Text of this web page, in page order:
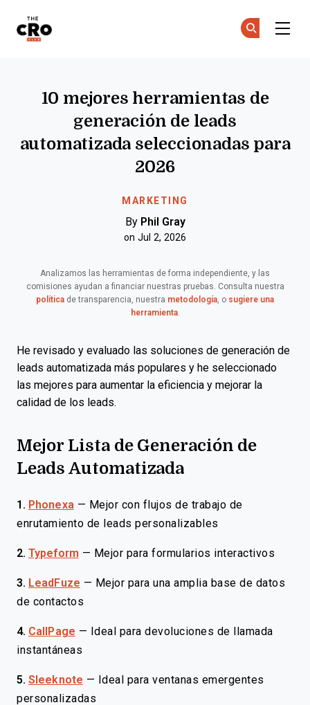
MARKETING
10 mejores herramientas de
generación de leads
automatizada seleccionadas para
2026
By Phil Gray
on Jul 2, 2026
Analizamos las herramientas de forma independiente, y las
comisiones ayudan a financiar nuestras pruebas. Consulta nuestra
política de transparencia, nuestra metodología, o sugiere una
herramienta.
He revisado y evaluado las soluciones de generación de
leads automatizada más populares y he seleccionado
las mejores para aumentar la eficiencia y mejorar la
calidad de los leads.
Mejor Lista de Generación de
Leads Automatizada
1. Phonexa — Mejor con flujos de trabajo de
enrutamiento de leads personalizables
2. Typeform — Mejor para formularios interactivos
3. LeadFuze — Mejor para una amplia base de datos
de contactos
4. CallPage —
Ideal para devoluciones de llamada
instantáneas
5. Sleeknote —
Ideal para ventanas emergentes
personalizadas